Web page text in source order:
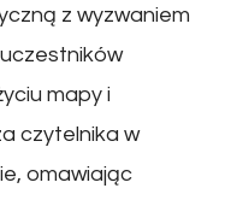
z wyzwaniem
mapy i
czytelnika w
omawiając